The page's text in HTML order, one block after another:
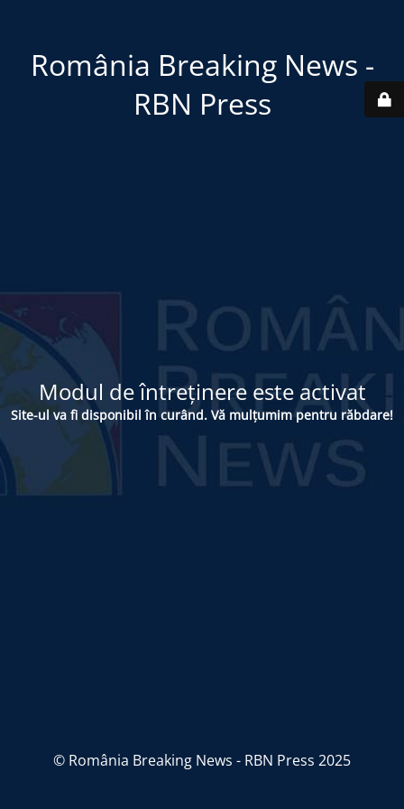
România Breaking News -
RBN Press
Modul de întreținere este activat
Site-ul va fi disponibil în curând. Vă mulțumim pentru răbdare!
© România Breaking News - RBN Press 2025